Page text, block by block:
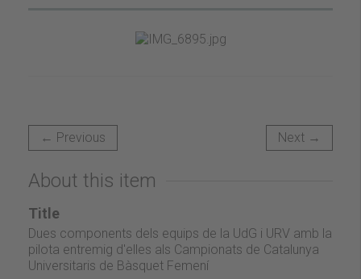
← Previous Next →
About this item
Title
Dues components dels equips de la UdG i URV amb la
pilota entremig d'elles als Campionats de Catalunya
Universitaris de Bàsquet Femení